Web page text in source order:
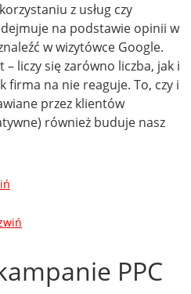
z usług czy
na podstawie opinii w
w wizytówce Google.
liczy się zarówno liczba, jak i
firma na nie reaguje. To, czy i
przez klientów
również buduje nasz
PPC